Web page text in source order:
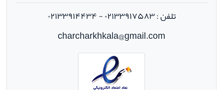
تلفن : ۰۲۱۳۳۹۱۷۵۸۳ - ۰۲۱۳۳۹۱۴۴۳۴
charcharkhkala@gmail.com